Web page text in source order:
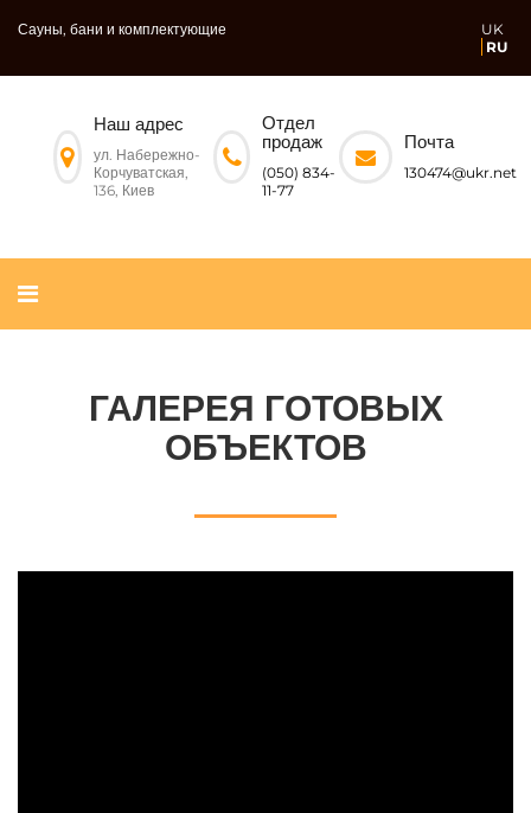
Сауны, бани и комплектующие
UK
RU
Наш адрес
ул. Набережно-
Корчуватская,
136, Киев
Отдел
продаж
(050) 834-
11-77
Почта
130474@ukr.net
ГАЛЕРЕЯ ГОТОВЫХ
ОБЪЕКТОВ